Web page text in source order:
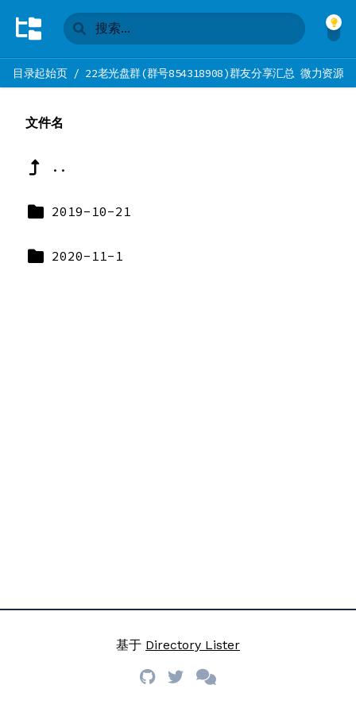
目录起始页/ 22老光盘群(群号854318908)群友分享汇总 微力资源
文件名
..
2019-10-21
2020-11-1
基于 Directory Lister